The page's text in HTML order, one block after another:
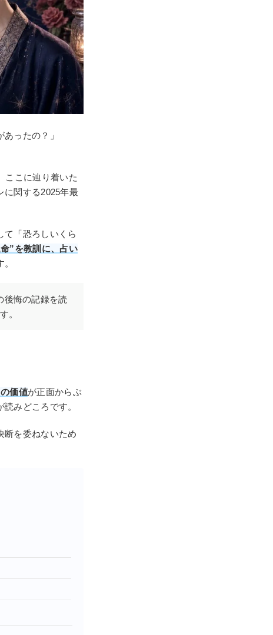
ったの？」
ここに辿り着いた
に関する2025年最
て「恐ろしいくら
”を教訓に、占い
後悔の記録を読
。
価値が正面からぶ
みどころです。
断を委ねないため